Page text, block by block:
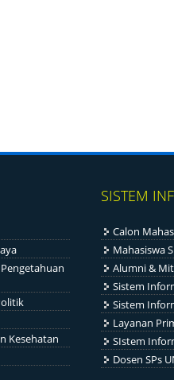
Kesehatan
SISTEM
Calon
Mahasiswa
Alumni &
Sistem
Sistem
Layanan
SIstem
Dosen SPs